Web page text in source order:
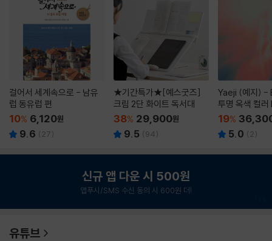
걸어서 세계속으로 - 남유
럽 동유럽 편
10% 6,120원
9.6 ( 27)
★기간특가★[예스굿즈]
크림 2단 화이트 독서대
38% 29,900원
9.5 (94)
Yaeji (예지) -
투명 옥색 컬
19%
5.0 ( 2)
신규 앱 다운 시 500원
앱푸시/SMS 수신 동의 시 600원 더!
유튜브